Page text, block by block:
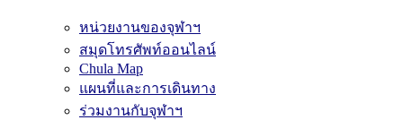
หน่วยงานของจุฬาฯ
สมุดโทรศัพท์ออนไลน์
Chula Map
แผนที่และการเดินทาง
ร่วมงานกับจุฬาฯ